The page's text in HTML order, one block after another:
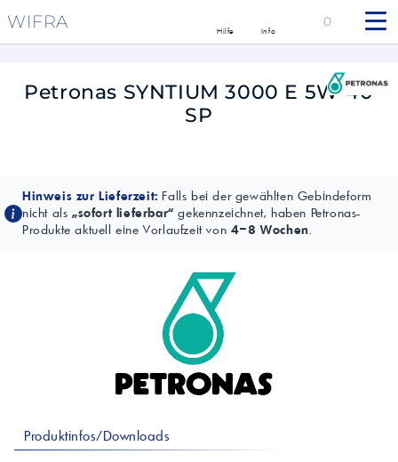
WIFRA Hilfe Info
0
Petronas SYNTIUM 3000 E 5W-40
SP
Hinweis zur Lieferzeit: Falls bei der gewählten Gebindeform
nicht als „sofort lieferbar“ gekennzeichnet, haben Petronas-
Produkte aktuell eine Vorlaufzeit von 4–8 Wochen.
Produktinfos/Downloads